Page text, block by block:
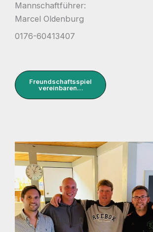
Mannschaftführer:
Marcel Oldenburg
0176-60413407
Freundschaftsspiel
vereinbaren…